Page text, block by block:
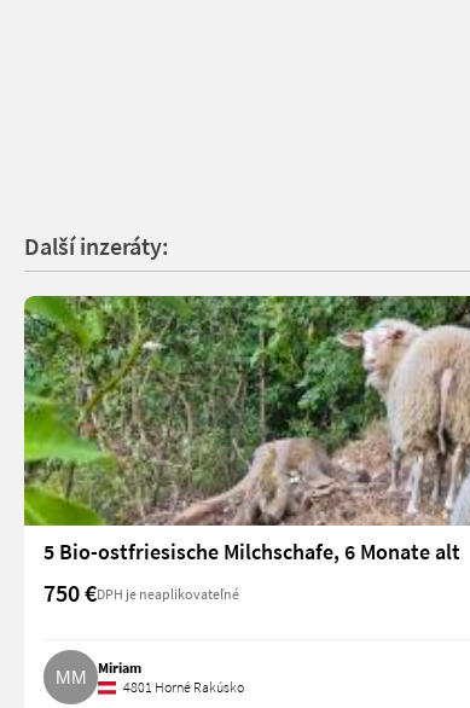
Další inzeráty:
5 Bio-ostfriesische Milchschafe, 6 Monate alt
750 €DPH je neaplikovateľné
Miriam
4801 Horné Rakúsko